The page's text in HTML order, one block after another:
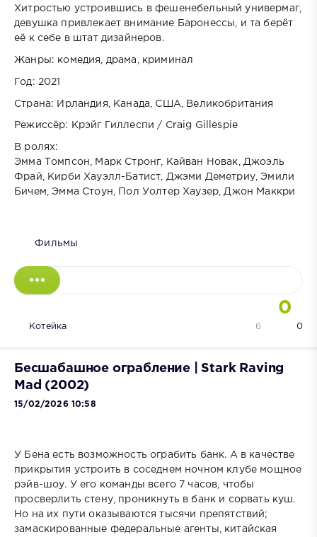
Хитростью устроившись в фешенебельный универмаг,
девушка привлекает внимание Баронессы, и та берёт
её к себе в штат дизайнеров.
Жанры: комедия, драма, криминал
Год: 2021
Страна: Ирландия, Канада, США, Великобритания
Режиссёр: Крэйг Гиллеспи / Craig Gillespie
В ролях:
Эмма Томпсон, Марк Стронг, Кайван Новак, Джоэль
Фрай, Кирби Хауэлл-Батист, Джэми Деметриу, Эмили
Бичем, Эмма Стоун, Пол Уолтер Хаузер, Джон Маккри
Фильмы
0
Котейка 0
6
Бесшабашное ограбление | Stark Raving
Mad (2002)
15/02/2026 10:58
У Бена есть возможность ограбить банк. А в качестве
прикрытия устроить в соседнем ночном клубе мощное
рэйв-шоу. У его команды всего 7 часов, чтобы
просверлить стену, проникнуть в банк и сорвать куш.
Но на их пути оказываются тысячи препятствий;
замаскированные федеральные агенты, китайская